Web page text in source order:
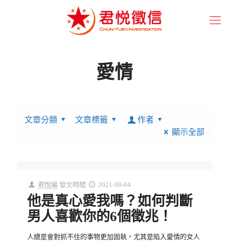
愛情
文章分類 文章標籤
作者
顯示全部
君悅編 發文時間 2021-08-04
他是真心愛我嗎？如何判斷
男人喜歡你的6個徵兆！
人總是會對抓不住的事物更加固執，尤其是陷入愛情的女人